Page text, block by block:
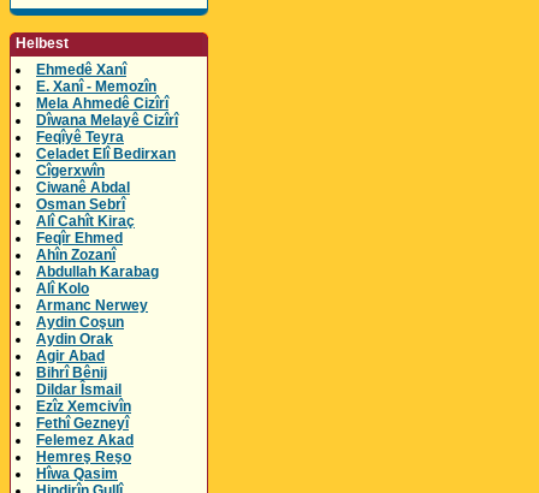
Helbest
Ehmedê Xanî
E. Xanî - Memozîn
Mela Ahmedê Cizîrî
Dîwana Melayê Cizîrî
Feqîyê Teyra
Celadet Elî Bedirxan
Cîgerxwîn
Ciwanê Abdal
Osman Sebrî
Alî Cahît Kiraç
Feqîr Ehmed
Ahîn Zozanî
Abdullah Karabag
Alî Kolo
Armanc Nerwey
Aydin Coşun
Aydin Orak
Agir Abad
Bihrî Bênij
Dildar Îsmail
Ezîz Xemcivîn
Fethî Gezneyî
Felemez Akad
Hemreş Reşo
Hîwa Qasim